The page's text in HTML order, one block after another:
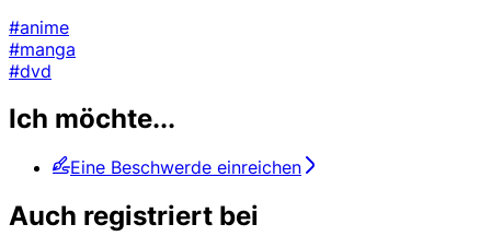
#anime
#manga
#dvd
Ich möchte...
Eine Beschwerde einreichen
Auch registriert bei